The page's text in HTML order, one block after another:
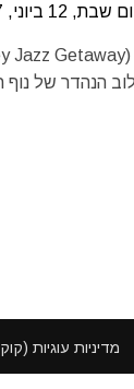
הנהדר של
מדיניות עוגיות